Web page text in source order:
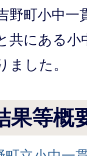
野町小中一
共にある
ました。
果等概